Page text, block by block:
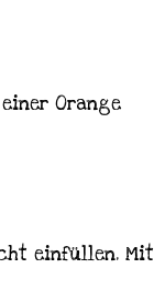
Orange
einfüllen. Mit